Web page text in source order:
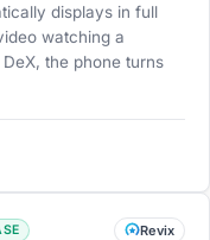
displays in full
watching a
the phone turns
Revix